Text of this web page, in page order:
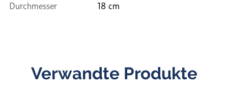
Durchmesser 18 cm
Verwandte Produkte